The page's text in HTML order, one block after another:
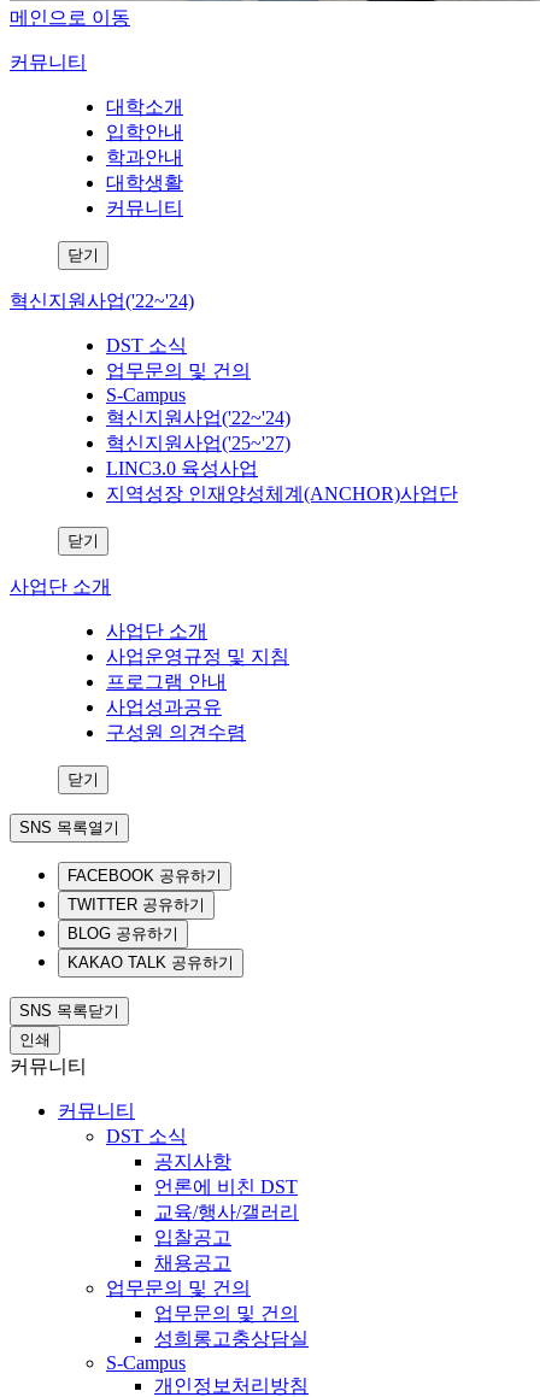
메인으로 이동
커뮤니티
대학소개
입학안내
학과안내
대학생활
커뮤니티
닫기
혁신지원사업('22~'24)
DST 소식
업무문의 및 건의
S-Campus
혁신지원사업('22~'24)
혁신지원사업('25~'27)
LINC3.0 육성사업
지역성장 인재양성체계(ANCHOR)사업단
닫기
사업단 소개
사업단 소개
사업운영규정 및 지침
프로그램 안내
사업성과공유
구성원 의견수렴
닫기
SNS 목록열기
FACEBOOK 공유하기
TWITTER 공유하기
BLOG 공유하기
KAKAO TALK 공유하기
SNS 목록닫기
인쇄
커뮤니티
커뮤니티
DST 소식
공지사항
언론에 비친 DST
교육/행사/갤러리
입찰공고
채용공고
업무문의 및 건의
업무문의 및 건의
성희롱고충상담실
S-Campus
개인정보처리방침